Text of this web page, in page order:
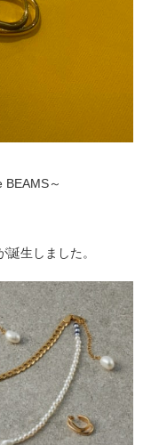
BEAMS～
生しました。